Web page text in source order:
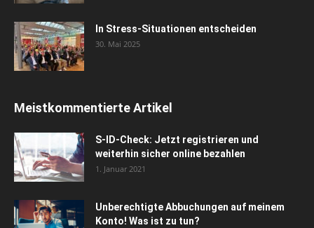
In Stress-Situationen entscheiden
30. Mai 2025
Meistkommentierte Artikel
S-ID-Check: Jetzt registrieren und
weiterhin sicher online bezahlen
1. Januar 2021
Unberechtigte Abbuchungen auf meinem
Konto! Was ist zu tun?